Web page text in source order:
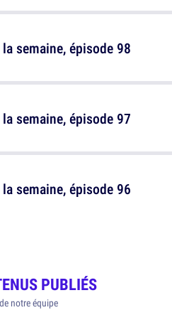
semaine, épisode 98
semaine, épisode 96
semaine, épisode 97
PUBLIÉS
notre équipe